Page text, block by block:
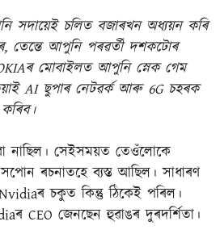
সদায়েই চলিত বজাৰখন অধ্যয়ন কৰি
তেন্তে আপুনি পৰৱৰ্তী দশকটোৰ
মোবাইলত আপুনি স্নেক গেম
AI ছুপাৰ নেটৱৰ্ক আৰু 6G চহৰক
নাছিল। সেইসময়ত তেওঁলোকে
ৰচনাতহে ব্যস্ত আছিল। সাধাৰণ
চকুত কিন্তু ঠিকেই পৰিল।
CEO জেনছেন হুৱাঙৰ দুৰদৰ্শিতা।